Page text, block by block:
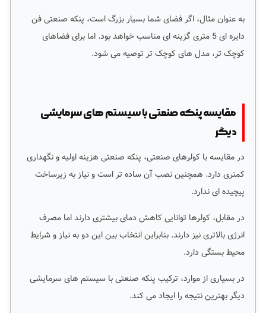
به عنوان مثال، اگر فضای شما بسیار بزرگ است، پنکه صنعتی فن
دایره ای 5 متری گزینه ای مناسب خواهد بود. اما برای فضاهای
کوچک تر، مدل های کوچک تر توصیه می شود.
مقایسه پنکه صنعتی با سیستم های سرمایشی
دیگر
در مقایسه با کولرهای صنعتی، پنکه صنعتی هزینه اولیه و نگهداری
کمتری دارد. همچنین نصب آن ساده تر است و نیاز به زیرساخت
پیچیده ای ندارد.
در مقابل، کولرها توانایی کاهش دمای بیشتری دارند اما مصرف
انرژی بالاتری نیز دارند. بنابراین انتخاب بین این دو به نیاز و شرایط
محیط بستگی دارد.
در بسیاری از موارد، ترکیب پنکه صنعتی با سیستم های سرمایشی
دیگر بهترین نتیجه را ایجاد می کند.